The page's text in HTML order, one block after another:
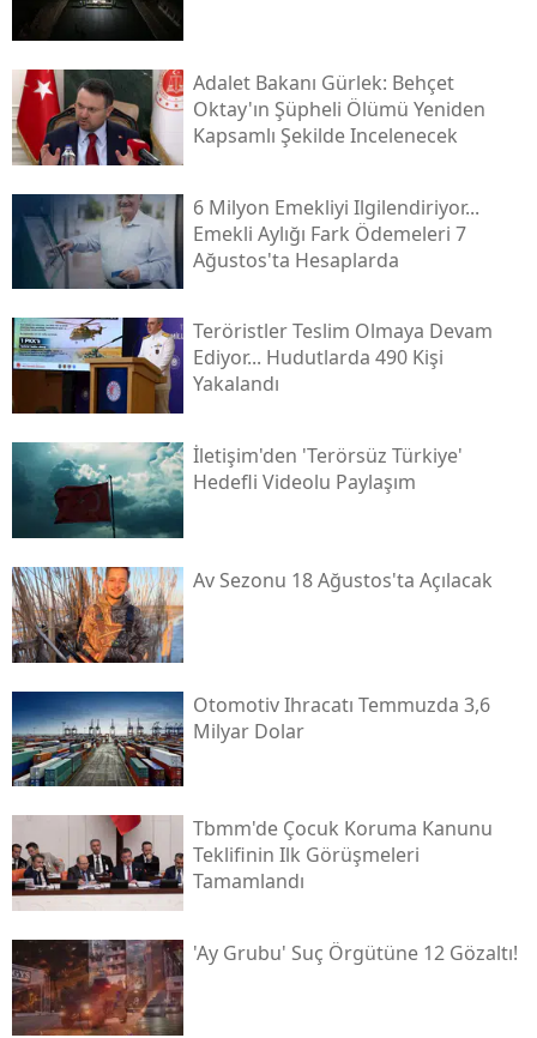
Adalet Bakanı Gürlek: Behçet
Oktay'ın Şüpheli Ölümü Yeniden
Kapsamlı Şekilde Incelenecek
6 Milyon Emekliyi Ilgilendiriyor...
Emekli Aylığı Fark Ödemeleri 7
Ağustos'ta Hesaplarda
Teröristler Teslim Olmaya Devam
Ediyor... Hudutlarda 490 Kişi
Yakalandı
İletişim'den 'terörsüz Türkiye'
Hedefli Videolu Paylaşım
Av Sezonu 18 Ağustos'ta Açılacak
Otomotiv Ihracatı Temmuzda 3,6
Milyar Dolar
Tbmm'de Çocuk Koruma Kanunu
Teklifinin Ilk Görüşmeleri
Tamamlandı
'ay Grubu' Suç Örgütüne 12 Gözaltı!